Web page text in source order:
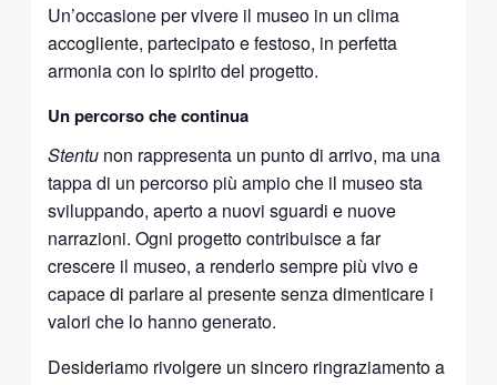
Un’occasione per vivere il museo in un clima
accogliente, partecipato e festoso, in perfetta
armonia con lo spirito del progetto.
Un percorso che continua
Stentu non rappresenta un punto di arrivo, ma una
tappa di un percorso più ampio che il museo sta
sviluppando, aperto a nuovi sguardi e nuove
narrazioni. Ogni progetto contribuisce a far
crescere il museo, a renderlo sempre più vivo e
capace di parlare al presente senza dimenticare i
valori che lo hanno generato.
Desideriamo rivolgere un sincero ringraziamento a